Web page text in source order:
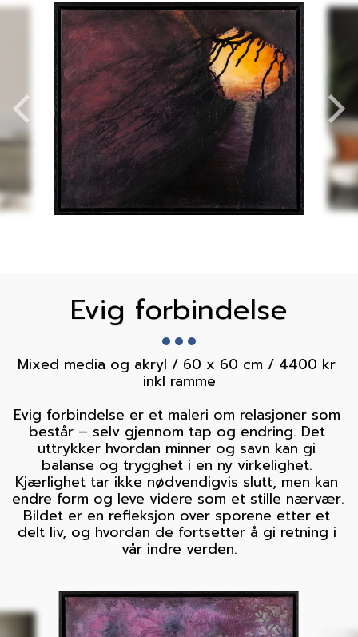
Evig forbindelse
Mixed media og akryl / 60 x 60 cm / 4400 kr
inkl ramme
Evig forbindelse er et maleri om relasjoner som
består – selv gjennom tap og endring. Det
uttrykker hvordan minner og savn kan gi
balanse og trygghet i en ny virkelighet.
Kjærlighet tar ikke nødvendigvis slutt, men kan
endre form og leve videre som et stille nærvær.
Bildet er en refleksjon over sporene etter et
delt liv, og hvordan de fortsetter å gi retning i
vår indre verden.